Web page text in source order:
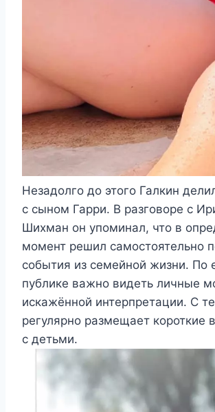
Незадолго до этого Галкин
с сыном Гарри. В разговоре с
Шихман он упоминал, что в
момент решил самостоятельно
события из семейной жизни. По
публике важно видеть личные
искажённой интерпретации. С
регулярно размещает короткие
с детьми.